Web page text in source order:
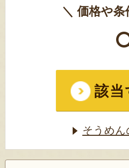
＼ 価格や
該当
そうめん